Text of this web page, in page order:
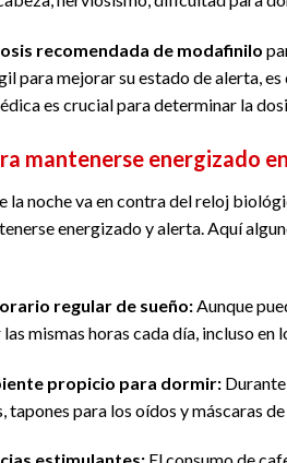
recomendada de modafinilo
para mejorar su estado de alerta,
es crucial para determinar la
mantenerse energizado
la noche va en contra del reloj
energizado y alerta. Aquí
regular de sueño: Aunque
mismas horas cada día, incluso en
propicio para dormir:
tapones para los oídos y máscaras